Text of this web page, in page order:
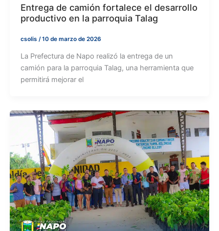
Entrega de camión fortalece el desarrollo
productivo en la parroquia Talag
csolis /10 de marzo de 2026
La Prefectura de Napo realizó la entrega de un
camión para la parroquia Talag, una herramienta que
permitirá mejorar el